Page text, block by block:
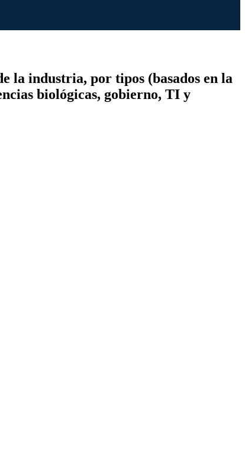
la industria, por tipos (basados ​​en la
biológicas, gobierno, TI y